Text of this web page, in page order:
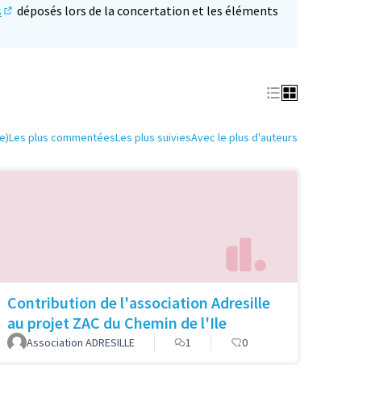
(S'ouvre dans un nouvel onglet)
déposés lors de la concertation et les éléments
Les plus commentéesLes plus suiviesAvec le plus d'auteurs
Contribution de l'association Adresille
au projet ZAC du Chemin de l'Ile
Association ADRESILLE 1 0